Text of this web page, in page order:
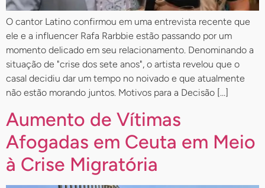
O cantor Latino confirmou em uma entrevista recente que
ele e a influencer Rafa Rarbbie estão passando por um
momento delicado em seu relacionamento. Denominando a
situação de "crise dos sete anos", o artista revelou que o
casal decidiu dar um tempo no noivado e que atualmente
não estão morando juntos. Motivos para a Decisão […]
Aumento de Vítimas
Afogadas em Ceuta em Meio
à Crise Migratória